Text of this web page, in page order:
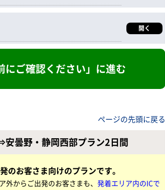
開く
にご確認ください」に進む
ページの先頭に戻る
安曇野・静岡西部プラン2日間
のお客さま向けのプランです。
外からご出発のお客さまも、 発着エリア内のICで